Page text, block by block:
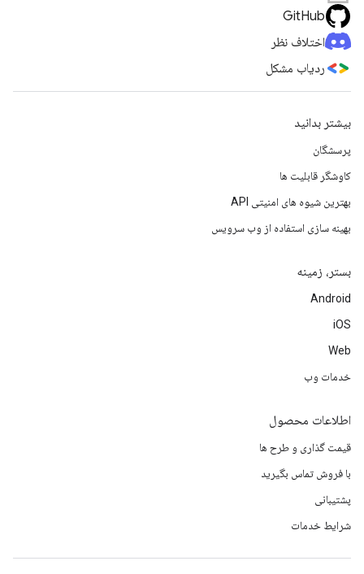
GitHub
اختلاف نظر
ردیاب مشکل
بیشتر بدانید
پرسشگان
کاوشگر قابلیت ها
بهترین شیوه های امنیتی API
بهینه سازی استفاده از وب سرویس
بستر، زمینه
Android
iOS
Web
خدمات وب
اطلاعات محصول
قیمت گذاری و طرح ها
با فروش تماس بگیرید
پشتیبانی
شرایط خدمات